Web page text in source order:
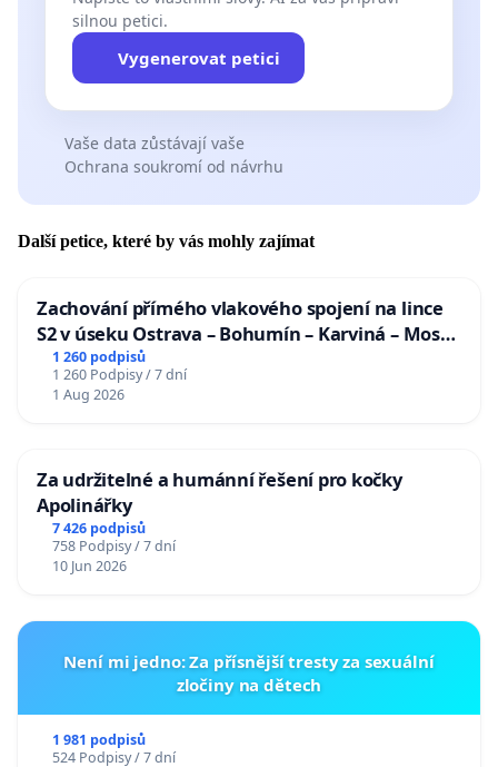
silnou petici.
Vygenerovat petici
Vaše data zůstávají vaše
Ochrana soukromí od návrhu
Další petice, které by vás mohly zajímat
Zachování přímého vlakového spojení na lince
S2 v úseku Ostrava – Bohumín – Karviná – Mosty
u Jablunkova
1 260 podpisů
1 260 Podpisy / 7 dní
1 Aug 2026
Za udržitelné a humánní řešení pro kočky
Apolinářky
7 426 podpisů
758 Podpisy / 7 dní
10 Jun 2026
Není mi jedno: Za přísnější tresty za sexuální
zločiny na dětech
1 981 podpisů
524 Podpisy / 7 dní